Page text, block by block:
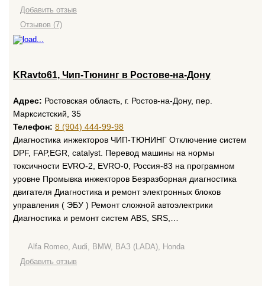
Добавить отзыв
Отзывов (7)
KRavto61, Чип-Тюнинг в Ростове-на-Дону
Адрес: Ростовская область, г. Ростов-на-Дону, пер.
Марксистский, 35
Телефон: 8 (904) 444-99-98
Диагностика инжекторов ЧИП-ТЮНИНГ Отключение систем
DPF, FAP,EGR, catalyst. Перевод машины на нормы
токсичности EVRO-2, EVRO-0, Россия-83 на програмном
уровне Промывка инжекторов Безразборная диагностика
двигателя Диагностика и ремонт электронных блоков
управления ( ЭБУ ) Ремонт сложной автоэлектрики
Диагностика и ремонт систем ABS, SRS,…
Alfa Romeo, Audi, BMW, ВАЗ (LADA), Honda
Добавить отзыв